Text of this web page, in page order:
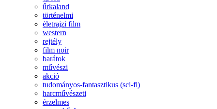
űrkaland
történelmi
életrajzi film
western
rejtély
film noir
barátok
művészi
akció
tudományos-fantasztikus (sci-fi)
harcművészeti
érzelmes